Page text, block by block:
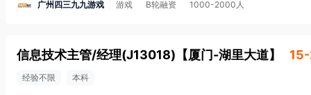
广州四三九九游戏 游戏 B轮融资 1000-2000人
信息技术主管/经理(J13018) 【厦门-湖里大道】
经验不限 本科